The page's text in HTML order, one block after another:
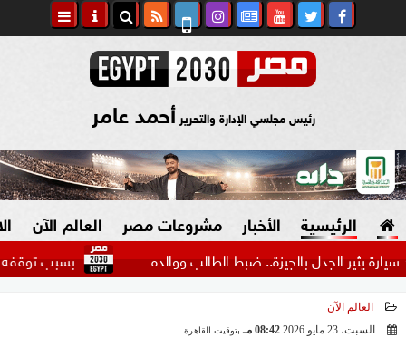
رئيس مجلسي الإدارة والتحرير أحمد عامر
الرئيسية الأخبار
السياسة
مشروعات مصر العالم الآن
بسبب توقفه للحديث بالجيزة.. ضبط الطالب ووالده
العالم الآن
السبت، 23 مايو 2026
08:42 مـ بتوقيت القاهرة